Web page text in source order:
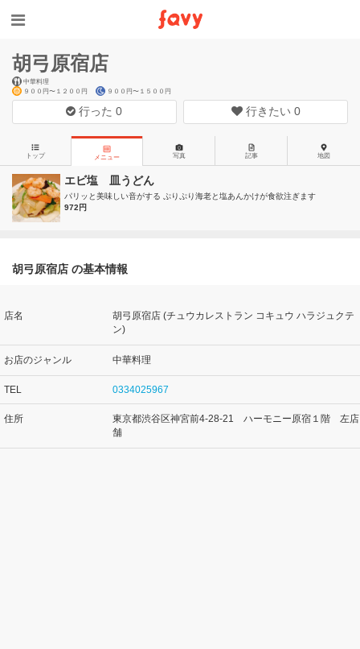
胡弓原宿店
中華料理
９００円〜１２００円
９００円〜１５００円
行った0 行きたい 0
トップ メニュー 写真 記事 地図
エビ塩 皿うどん
パリッと美味しい音がする ぷりぷり海老と塩あんかけが食欲注ぎます
972円
胡弓原宿店 の基本情報
店名
胡弓原宿店 (チュウカレストラン コキュウ ハラジュクテ
ン)
お店のジャンル 中華料理
TEL 0334025967
住所
東京都渋谷区神宮前4-28-21 ハーモニー原宿１階 左店
舗